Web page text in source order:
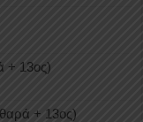
+ 13ος)
+ 13ος)